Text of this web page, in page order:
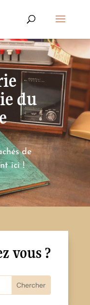
du
de
ici !
vous ?